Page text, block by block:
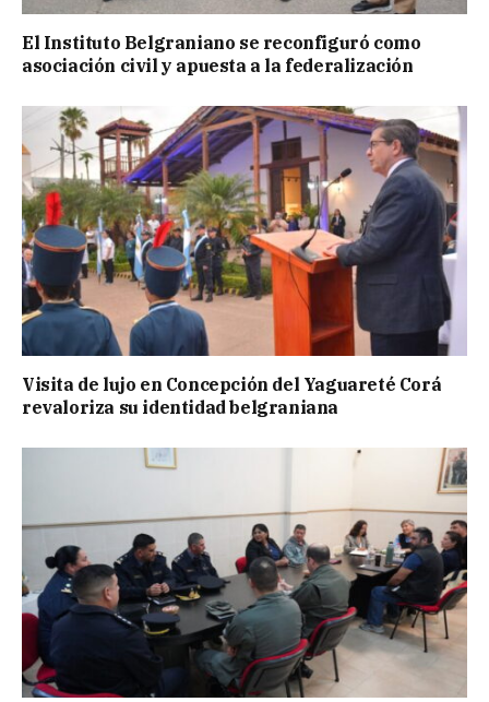
El Instituto Belgraniano se reconfiguró como
asociación civil y apuesta a la federalización
Visita de lujo en Concepción del Yaguareté Corá
revaloriza su identidad belgraniana